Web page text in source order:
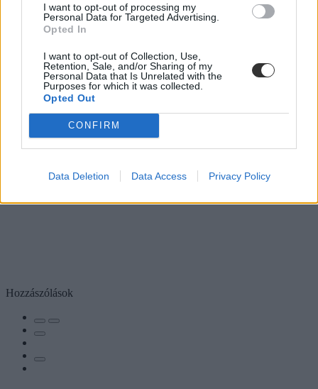
I want to opt-out of processing my
Personal Data for Targeted Advertising.
Opted In
I want to opt-out of Collection, Use,
Retention, Sale, and/or Sharing of my
Personal Data that Is Unrelated with the
Purposes for which it was collected.
Opted Out
CONFIRM
Data Deletion Data Access Privacy Policy
Hozzászólások